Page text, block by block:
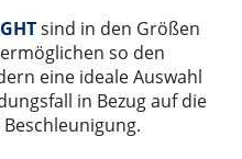
sind in den Größen
so den
eine ideale Auswahl
in Bezug auf die